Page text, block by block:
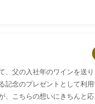
、父の入社年のワインを送り
記念のプレゼントとして利
、こちらの想いにきちんと